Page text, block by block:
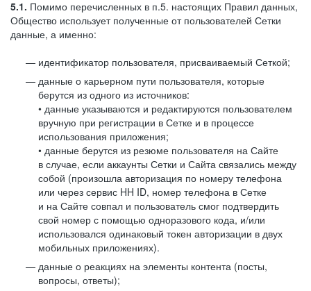
5.1. Помимо перечисленных в п.5. настоящих Правил данных,
Общество использует полученные от пользователей Сетки
данные, а именно:
идентификатор пользователя, присваиваемый Сеткой;
данные о карьерном пути пользователя, которые
берутся из одного из источников:
• данные указываются и редактируются пользователем
вручную при регистрации в Сетке и в процессе
использования приложения;
• данные берутся из резюме пользователя на Сайте
в случае, если аккаунты Сетки и Сайта связались между
собой (произошла авторизация по номеру телефона
или через сервис HH ID, номер телефона в Сетке
и на Сайте совпал и пользователь смог подтвердить
свой номер с помощью одноразового кода, и/или
использовался одинаковый токен авторизации в двух
мобильных приложениях).
данные о реакциях на элементы контента (посты,
вопросы, ответы);